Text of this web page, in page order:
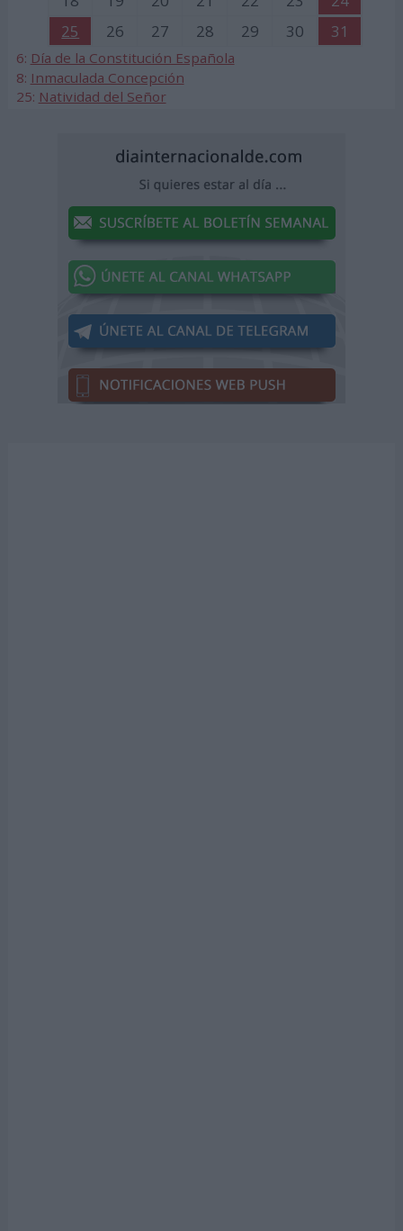
25
26 27 28 29 30 31
6: Día de la Constitución Española
8: Inmaculada Concepción
25: Natividad del Señor